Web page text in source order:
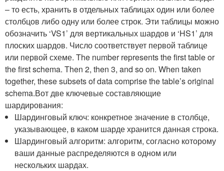
– то есть, хранить в отдельных таблицах один или более
столбцов либо одну или более строк. Эти таблицы можно
обозначить ‘VS1’ для вертикальных шардов и ‘HS1’ для
плоских шардов. Число соответствует первой таблице
или первой схеме. The number represents the first table or
the first schema. Then 2, then 3, and so on. When taken
together, these subsets of data comprise the table’s original
schema.Вот две ключевые составляющие
шардирования:
Шардинговый ключ: конкретное значение в столбце,
указывающее, в каком шарде хранится данная строка.
Шардинговый алгоритм: алгоритм, согласно которому
ваши данные распределяются в одном или
нескольких шардах.